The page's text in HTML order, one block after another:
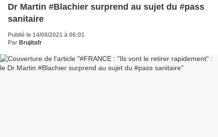
Dr Martin #Blachier surprend au sujet du #pass
sanitaire
Publié le 14/08/2021 à 06:01
Par Brujitafr